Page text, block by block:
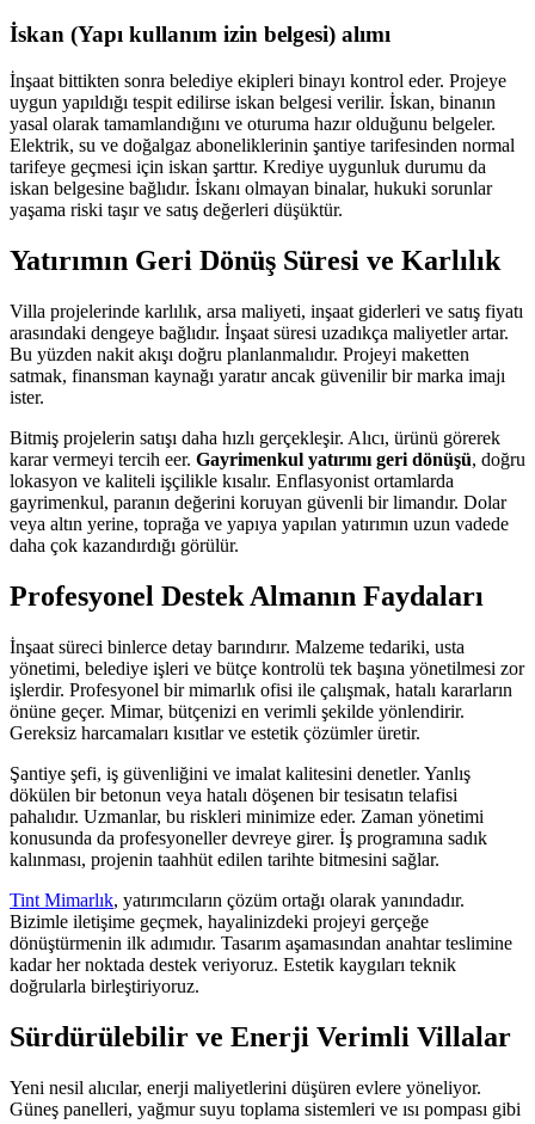
İskan (Yapı kullanım izin belgesi) alımı
İnşaat bittikten sonra belediye ekipleri binayı kontrol eder. Projeye
uygun yapıldığı tespit edilirse iskan belgesi verilir. İskan, binanın
yasal olarak tamamlandığını ve oturuma hazır olduğunu belgeler.
Elektrik, su ve doğalgaz aboneliklerinin şantiye tarifesinden normal
tarifeye geçmesi için iskan şarttır. Krediye uygunluk durumu da
iskan belgesine bağlıdır. İskanı olmayan binalar, hukuki sorunlar
yaşama riski taşır ve satış değerleri düşüktür.
Yatırımın Geri Dönüş Süresi ve Karlılık
Villa projelerinde karlılık, arsa maliyeti, inşaat giderleri ve satış fiyatı
arasındaki dengeye bağlıdır. İnşaat süresi uzadıkça maliyetler artar.
Bu yüzden nakit akışı doğru planlanmalıdır. Projeyi maketten
satmak, finansman kaynağı yaratır ancak güvenilir bir marka imajı
ister.
Bitmiş projelerin satışı daha hızlı gerçekleşir. Alıcı, ürünü görerek
karar vermeyi tercih eer. Gayrimenkul yatırımı geri dönüşü, doğru
lokasyon ve kaliteli işçilikle kısalır. Enflasyonist ortamlarda
gayrimenkul, paranın değerini koruyan güvenli bir limandır. Dolar
veya altın yerine, toprağa ve yapıya yapılan yatırımın uzun vadede
daha çok kazandırdığı görülür.
Profesyonel Destek Almanın Faydaları
İnşaat süreci binlerce detay barındırır. Malzeme tedariki, usta
yönetimi, belediye işleri ve bütçe kontrolü tek başına yönetilmesi zor
işlerdir. Profesyonel bir mimarlık ofisi ile çalışmak, hatalı kararların
önüne geçer. Mimar, bütçenizi en verimli şekilde yönlendirir.
Gereksiz harcamaları kısıtlar ve estetik çözümler üretir.
Şantiye şefi, iş güvenliğini ve imalat kalitesini denetler. Yanlış
dökülen bir betonun veya hatalı döşenen bir tesisatın telafisi
pahalıdır. Uzmanlar, bu riskleri minimize eder. Zaman yönetimi
konusunda da profesyoneller devreye girer. İş programına sadık
kalınması, projenin taahhüt edilen tarihte bitmesini sağlar.
Tint Mimarlık, yatırımcıların çözüm ortağı olarak yanındadır.
Bizimle iletişime geçmek, hayalinizdeki projeyi gerçeğe
dönüştürmenin ilk adımıdır. Tasarım aşamasından anahtar teslimine
kadar her noktada destek veriyoruz. Estetik kaygıları teknik
doğrularla birleştiriyoruz.
Sürdürülebilir ve Enerji Verimli Villalar
Yeni nesil alıcılar, enerji maliyetlerini düşüren evlere yöneliyor.
Güneş panelleri, yağmur suyu toplama sistemleri ve ısı pompası gibi